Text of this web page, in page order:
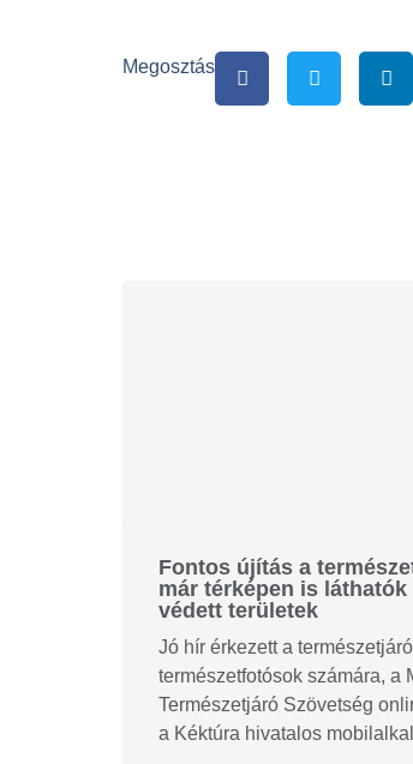
Megosztás
Fontos újítás a
már térképen is
védett területek
Jó hír érkezett a
természetfotósok számára, a
Természetjáró Szövetség
a Kéktúra hivatalos